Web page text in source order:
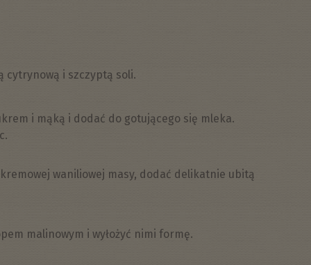
cytrynową i szczyptą soli.
i mąką i dodać do gotującego się mleka.
waniliowej masy, dodać delikatnie ubitą
malinowym i wyłożyć nimi formę.